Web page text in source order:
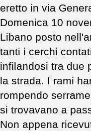
eretto in via
Domenica 10
Libano posto
tanti i cerchi
infilandosi tra due
la strada. I rami
rompendo
si trovavano a
Non appena